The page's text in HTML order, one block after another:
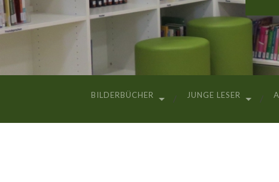
BILDERBÜCHER JUNGE LESER